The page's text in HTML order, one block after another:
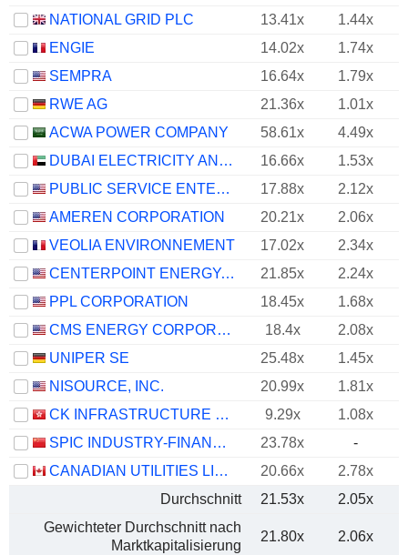
NATIONAL GRID PLC
13.41x
1.44x
ENGIE
14.02x
1.74x
SEMPRA
16.64x
1.79x
RWE AG
21.36x
1.01x
ACWA POWER COMPANY
58.61x
4.49x
DUBAI ELECTRICITY AND WATER AUTHORITY
16.66x 1.53x
PUBLIC SERVICE ENTERPRISE GROUP, INC.
17.88x
2.12x
AMEREN CORPORATION
20.21x 2.06x
VEOLIA ENVIRONNEMENT
17.02x
2.34x
CENTERPOINT ENERGY, INC.
21.85x
2.24x
PPL CORPORATION
18.45x
1.68x
CMS ENERGY CORPORATION
18.4x
2.08x
UNIPER SE
25.48x
1.45x
NISOURCE, INC.
20.99x
1.81x
CK INFRASTRUCTURE HOLDINGS LIMITED
9.29x
1.08x
SPIC INDUSTRY-FINANCE HOLDINGS CO., LTD.
23.78x
-
CANADIAN UTILITIES LIMITED
20.66x
2.78x
Durchschnitt
21.53x
2.05x
Gewichteter Durchschnitt nach
Marktkapitalisierung
21.80x 2.06x